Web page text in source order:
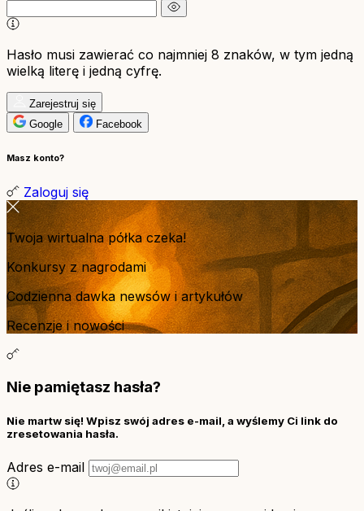
Hasło musi zawierać co najmniej 8 znaków, w tym jedną
wielką literę i jedną cyfrę.
Zarejestruj się
Google
Facebook
Masz konto?
Zaloguj się
Twoja wirtualna półka czeka!
Konkursy z nagrodami
Codzienna dawka newsów i artykułów
Recenzje i nowości
Nie pamiętasz hasła?
Nie martw się! Wpisz swój adres e-mail, a wyślemy Ci link do
zresetowania hasła.
Adres e-mail